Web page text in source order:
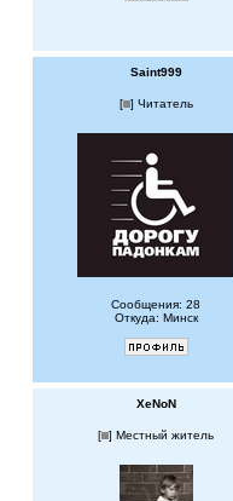
Saint999
[ ] Читатель
Сообщения: 28
Откуда: Минск
XeNoN
[ ] Местный житель